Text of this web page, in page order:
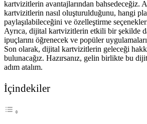
kartvizitlerin avantajlarından bahsedeceğiz.
kartvizitlerin nasıl oluşturulduğunu, hangi
paylaşılabileceğini ve özelleştirme
Ayrıca, dijital kartvizitlerin etkili bir şekilde
ipuçlarını öğrenecek ve popüler
Son olarak, dijital kartvizitlerin geleceği
bulunacağız. Hazırsanız, gelin birlikte bu
adım atalım.
İçindekiler